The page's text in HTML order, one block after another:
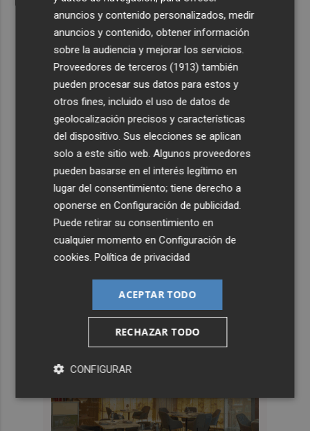
anuncios y contenido personalizados, medir
anuncios y contenido, obtener información
sobre la audiencia y mejorar los servicios.
Proveedores de terceros (1913) también
pueden procesar sus datos para estos y
otros fines, incluido el uso de datos de
geolocalización precisos y características
del dispositivo. Sus elecciones se aplican
solo a este sitio web. Algunos proveedores
pueden basarse en el interés legítimo en
lugar del consentimiento; tiene derecho a
oponerse enConfiguración de publicidad
Puede retirar su consentimiento en
cualquier momento enConfiguración de
cookies .Política de privacidad
ACEPTAR TODO
RECHAZAR TODO
CONFIGURAR